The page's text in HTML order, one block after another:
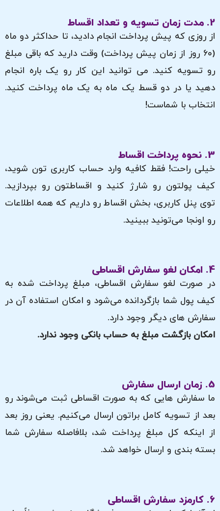
2. مدت زمان تسویه و تعداد اقساط
از روزی که پیش پرداخت انجام دادید، تا حداکثر دو ماه
(۶۰ روز از زمان پیش پرداخت) وقت دارید که باقی مبلغ
رو تسویه کنید. می توانید این کار رو یک باره انجام
دهید یا در دو قسط یک ماه به یک ماه پرداخت کنید.
انتخاب با شماست!
3. نحوه پرداخت اقساط
خیلی راحت! فقط کافیه وارد حساب کاربری تون شوید،
کیف پولتون رو شارژ کنید و اقساطتون رو بپردازید.
توی پنل کاربری، بخش اقساط رو داریم که همه اطلاعات
رو اونجا می‌تونید ببینید.
4. امکان لغو سفارش اقساطی
در صورت لغو سفارش اقساطی، مبلغ پرداخت شده به
کیف پول شما بازگردانده می‌شود و امکان استفاده آن در
سفارش های دیگر وجود دارد.
امکان بازگشت مبلغ به حساب بانکی وجود ندارد.
5. زمان ارسال سفارش
ما سفارش هایی که به صورت اقساطی ثبت می‌شوند رو
بعد از تسویه کامل براتون ارسال می‌کنیم. یعنی روز بعد
از اینکه کل مبلغ پرداخت شد، بلافاصله سفارش شما
بسته بندی و ارسال خواهد شد.
6. کارمزد سفارش اقساطی